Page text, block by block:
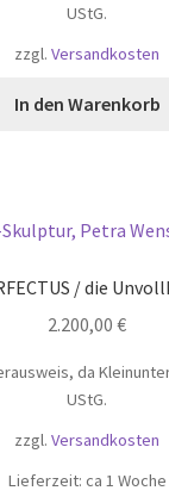
UStG.
zzgl. Versandkosten
In den Warenkorb
/ die
2.200,00 €
da
UStG.
zzgl. Versandkosten
Lieferzeit: ca 1 Woche